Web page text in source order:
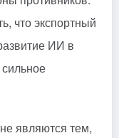
что экспортный
ИИ в
являются тем,